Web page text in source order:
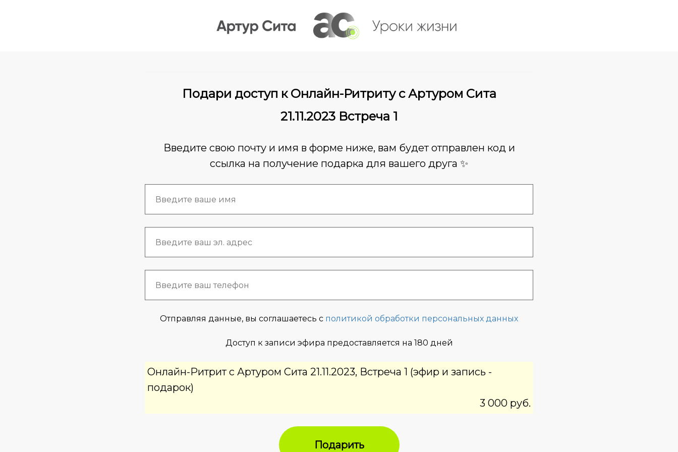
Подари доступ к Онлайн-Ритриту с Артуром Сита
21.11.2023 Встреча 1
Введите свою почту и имя в форме ниже, вам будет отправлен код и
ссылка на получение подарка для вашего друга ✨
Отправляя данные, вы соглашаетесь с политикой обработки персональных данных
Доступ к записи эфира предоставляется на 180 дней
Онлайн-Ритрит с Артуром Сита 21.11.2023, Встреча 1 (эфир и запись -
подарок)
3 000 руб.
Подарить